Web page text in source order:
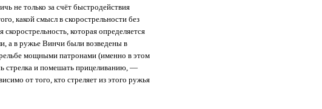
не только за счёт быстродействия
какой смысл в скорострельности без
которая определяется
а в ружье Винчи были возведены в
мощными патронами (именно в этом
стрелка и помешать прицеливанию, —
от того, кто стреляет из этого ружья